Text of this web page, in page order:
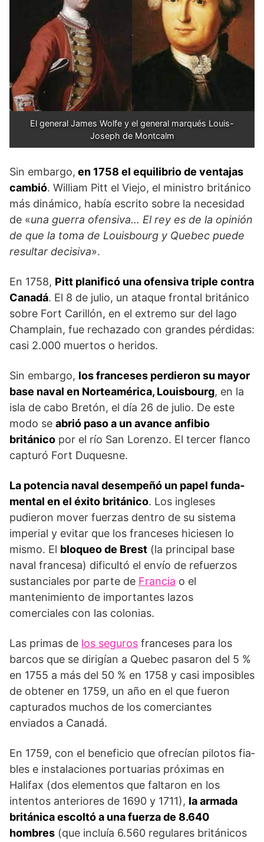
El general James Wolfe y el general marqués Louis-
Joseph de Montcalm
Sin embargo, en 1758 el equilibrio de ventajas
cambió. William Pitt el Viejo, el ministro británico
más dinámico, había escrito sobre la necesidad
de «una guerra ofensiva… El rey es de la opinión
de que la toma de Louisbourg y Quebec puede
resultar deci­siva».
En 1758, Pitt planificó una ofensiva triple con­tra
Canadá. El 8 de julio, un ataque frontal británi­co
sobre Fort Carillón, en el extremo sur del lago
Champlain, fue rechazado con grandes pérdidas:
casi 2.000 muertos o heridos.
Sin embargo, los franceses perdieron su mayor
base naval en Norteamérica, Louisbourg, en la
isla de cabo Bretón, el día 26 de ju­lio. De este
modo se abrió paso a un avance anfibio
británico por el río San Lorenzo. El tercer flanco
cap­turó Fort Duquesne.
La potencia naval desempeñó un papel funda­
mental en el éxito británico. Los ingleses
pudieron mover fuerzas dentro de su sistema
imperial y evitar que los franceses hiciesen lo
mismo. El bloqueo de Brest (la principal base
naval francesa) dificultó el en­vío de refuerzos
sustanciales por parte de Francia o el
mantenimiento de importantes lazos
comerciales con las colonias.
Las primas de los seguros franceses para los
barcos que se dirigían a Quebec pasaron del 5 %
en 1755 a más del 50 % en 1758 y casi imposibles
de obtener en 1759, un año en el que fueron
captu­rados muchos de los comerciantes
enviados a Canadá.
En 1759, con el beneficio que ofrecían pilotos fia­
bles e instalaciones portuarias próximas en
Halifax (dos elementos que faltaron en los
intentos anterio­res de 1690 y 1711), la armada
británica escoltó a una fuerza de 8.640
hombres (que incluía 6.560 regulares británicos